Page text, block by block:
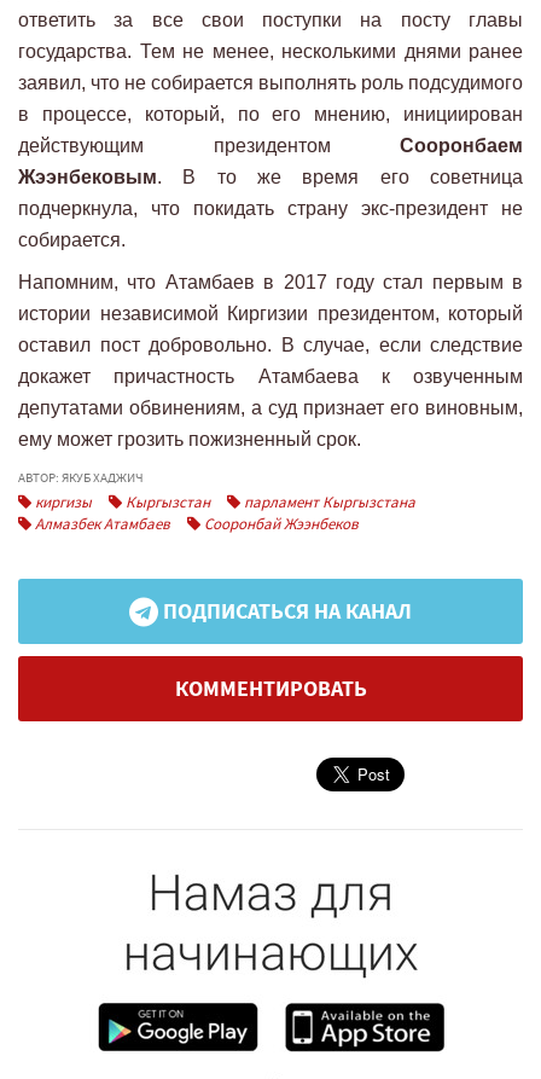
ответить за все свои поступки на посту главы
государства. Тем не менее, несколькими днями ранее
заявил, что не собирается выполнять роль подсудимого
в процессе, который, по его мнению, инициирован
действующим президентом Сооронбаем
Жээнбековым. В то же время его советница
подчеркнула, что покидать страну экс-президент не
собирается.
Напомним, что Атамбаев в 2017 году стал первым в
истории независимой Киргизии президентом, который
оставил пост добровольно. В случае, если следствие
докажет причастность Атамбаева к озвученным
депутатами обвинениям, а суд признает его виновным,
ему может грозить пожизненный срок.
АВТОР: ЯКУБ ХАДЖИЧ
киргизы Кыргызстан
парламент Кыргызстана
Алмазбек Атамбаев
Сооронбай Жээнбеков
ПОДПИСАТЬСЯ НА КАНАЛ
КОММЕНТИРОВАТЬ